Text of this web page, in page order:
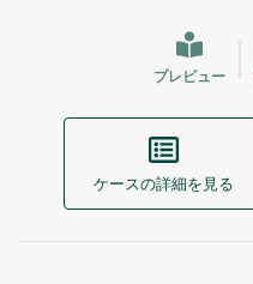
プレビュー
ケースの詳細を見る